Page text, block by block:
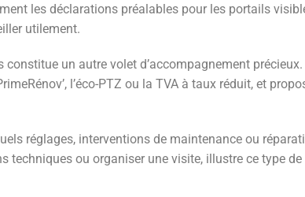
les déclarations préalables pour les portails
utilement.
un autre volet d’accompagnement
l’éco-PTZ ou la TVA à taux réduit, et
réglages, interventions de maintenance ou
techniques ou organiser une visite, illustre ce type